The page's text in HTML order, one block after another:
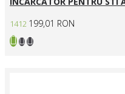
1412 199,01 RON